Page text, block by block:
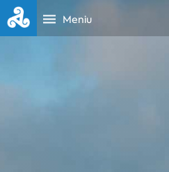
Meniu